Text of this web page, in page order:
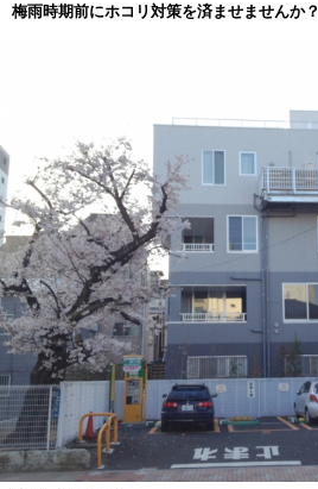
梅雨時期前にホコリ対策を済ませませんか？